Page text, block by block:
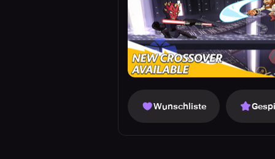
Wunschliste